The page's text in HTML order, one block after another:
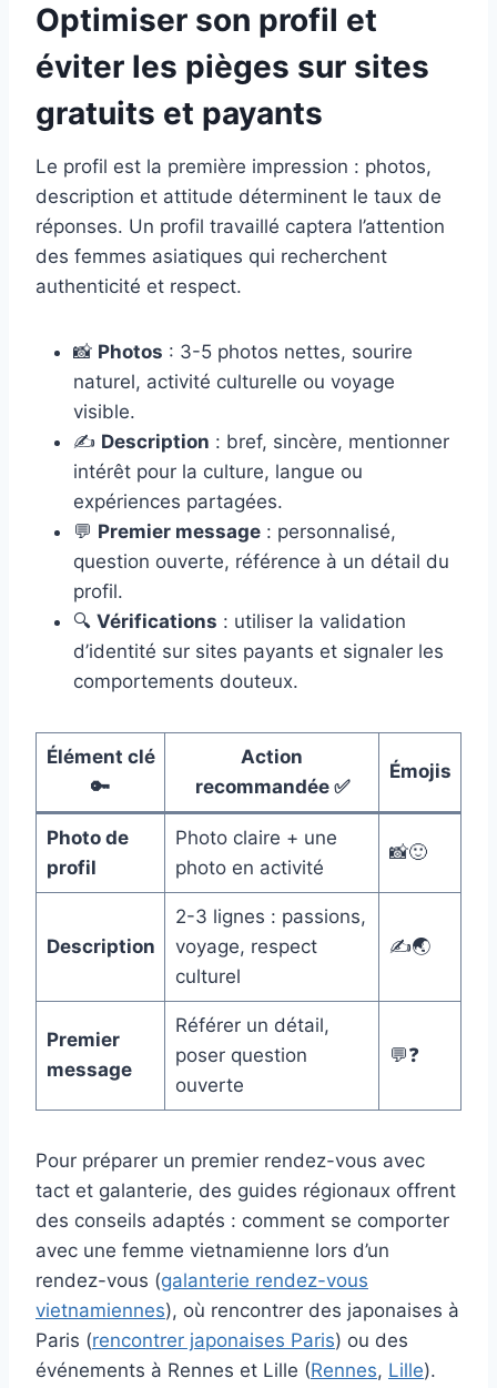
Optimiser son profil et
éviter les pièges sur sites
gratuits et payants
Le profil est la première impression : photos,
description et attitude déterminent le taux de
réponses. Un profil travaillé captera l’attention
des femmes asiatiques qui recherchent
authenticité et respect.
📸 Photos : 3-5 photos nettes, sourire
naturel, activité culturelle ou voyage
visible.
✍️ Description : bref, sincère, mentionner
intérêt pour la culture, langue ou
expériences partagées.
💬 Premier message : personnalisé,
question ouverte, référence à un détail du
profil.
🔍 Vérifications : utiliser la validation
d’identité sur sites payants et signaler les
comportements douteux.
Élément clé
🔑
Action
recommandée ✅
Émojis
Photo de
profil
Photo claire + une
photo en activité
📸🙂
Description
2-3 lignes : passions,
voyage, respect
culturel
✍️🌏
Premier
message
Référer un détail,
poser question
ouverte
💬❓
Pour préparer un premier rendez-vous avec
tact et galanterie, des guides régionaux offrent
des conseils adaptés : comment se comporter
avec une femme vietnamienne lors d’un
rendez-vous (galanterie rendez-vous
vietnamiennes), où rencontrer des japonaises à
Paris (rencontrer japonaises Paris) ou des
événements à Rennes et Lille (Rennes, Lille).